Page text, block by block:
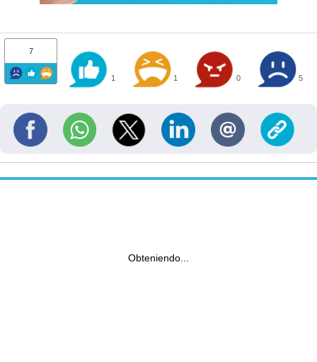
7
1 1 0 5
Obteniendo...